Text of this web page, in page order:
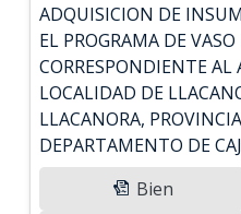
ADQUISICION DE
EL PROGRAMA DE
CORRESPONDIENTE
LOCALIDAD DE
LLACANORA,
DEPARTAMENTO DE
Bien